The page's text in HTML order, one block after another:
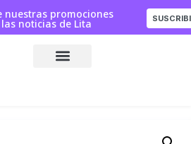
nuestras promociones
noticias de Lita